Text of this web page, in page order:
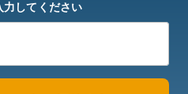
力してください